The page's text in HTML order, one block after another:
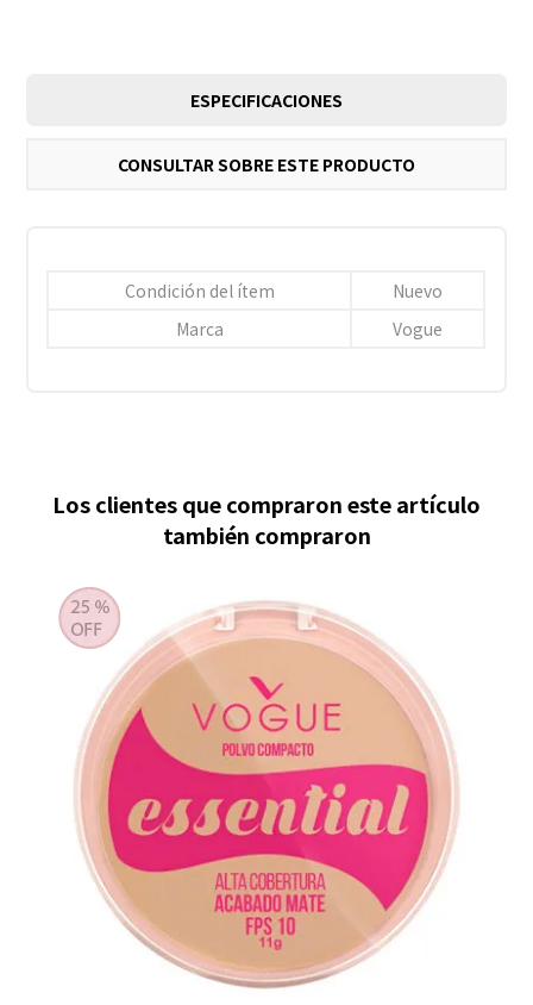
ESPECIFICACIONES
CONSULTAR SOBRE ESTE PRODUCTO
Condición del ítem
Nuevo
Marca
Vogue
Los clientes que compraron este artículo
también compraron